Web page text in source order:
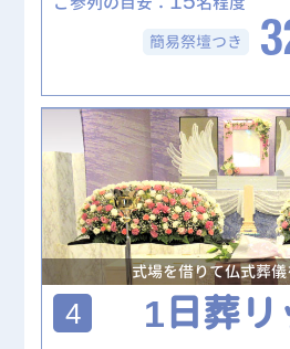
簡易祭壇つき
式場を借りて仏式葬
4 1日葬リ